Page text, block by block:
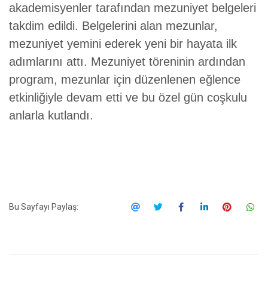
akademisyenler tarafından mezuniyet belgeleri
takdim edildi. Belgelerini alan mezunlar,
mezuniyet yemini ederek yeni bir hayata ilk
adımlarını attı. Mezuniyet töreninin ardından
program, mezunlar için düzenlenen eğlence
etkinliğiyle devam etti ve bu özel gün coşkulu
anlarla kutlandı.
Bu Sayfayı Paylaş: